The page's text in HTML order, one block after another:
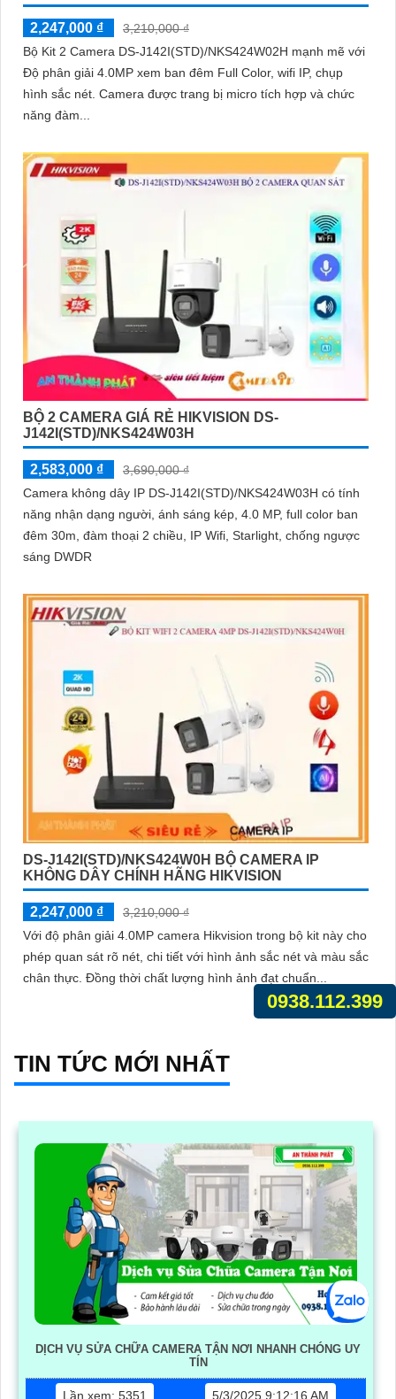
2,247,000 ₫
3,210,000 ₫
Bộ Kit 2 Camera DS-J142I(STD)/NKS424W02H mạnh mẽ với
Độ phân giải 4.0MP xem ban đêm Full Color, wifi IP, chụp
hình sắc nét. Camera được trang bị micro tích hợp và chức
năng đàm...
BỘ 2 CAMERA GIÁ RẺ HIKVISION DS-
J142I(STD)/NKS424W03H
2,583,000 ₫
3,690,000 ₫
Camera không dây IP DS-J142I(STD)/NKS424W03H có tính
năng nhận dạng người, ánh sáng kép, 4.0 MP, full color ban
đêm 30m, đàm thoại 2 chiều, IP Wifi, Starlight, chống ngược
sáng DWDR
DS-J142I(STD)/NKS424W0H BỘ CAMERA IP
KHÔNG DÂY CHÍNH HÃNG HIKVISION
2,247,000 ₫
3,210,000 ₫
Với độ phân giải 4.0MP camera Hikvision trong bộ kit này cho
phép quan sát rõ nét, chi tiết với hình ảnh sắc nét và màu sắc
chân thực. Đồng thời chất lượng hình ảnh đạt chuẩn...
TIN TỨC MỚI NHẤT
DỊCH VỤ SỬA CHỮA CAMERA TẬN NƠI NHANH CHÓNG UY
TÍN
Lần xem: 5351 5/3/2025 9:12:16 AM
0938.112.399